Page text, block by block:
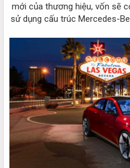
mới của thương hiệu, vốn sẽ
sử dụng cấu trúc Mercedes-